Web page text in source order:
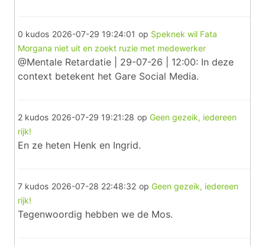
0 kudos 2026-07-29 19:24:01 op Speknek wil Fata
Morgana niet uit en zoekt ruzie met medewerker
@Mentale Retardatie | 29-07-26 | 12:00: In deze
context betekent het Gare Social Media.
2 kudos 2026-07-29 19:21:28 op Geen gezeik, iedereen
rijk!
En ze heten Henk en Ingrid.
7 kudos 2026-07-28 22:48:32 op Geen gezeik, iedereen
rijk!
Tegenwoordig hebben we de Mos.